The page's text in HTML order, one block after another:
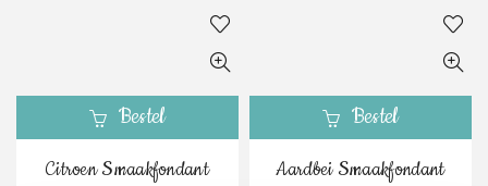
Bestel
Citroen Smaakfondant
Bestel
Aardbei Smaakfondant